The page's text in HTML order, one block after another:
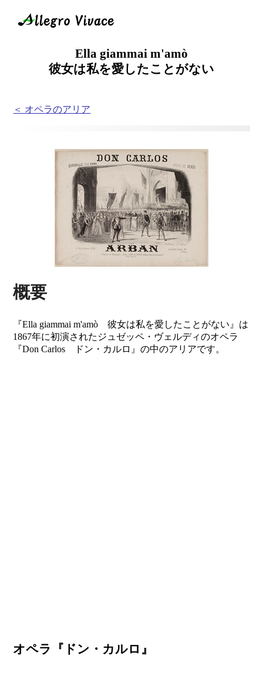
Ella giammai m'amò
彼女は私を愛したことがない
＜ オペラのアリア
概要
『Ella giammai m'amò 彼女は私を愛したことがない』は
1867年に初演されたジュゼッペ・ヴェルディのオペラ
『Don Carlos ドン・カルロ』の中のアリアです。
オペラ『ドン・カルロ』